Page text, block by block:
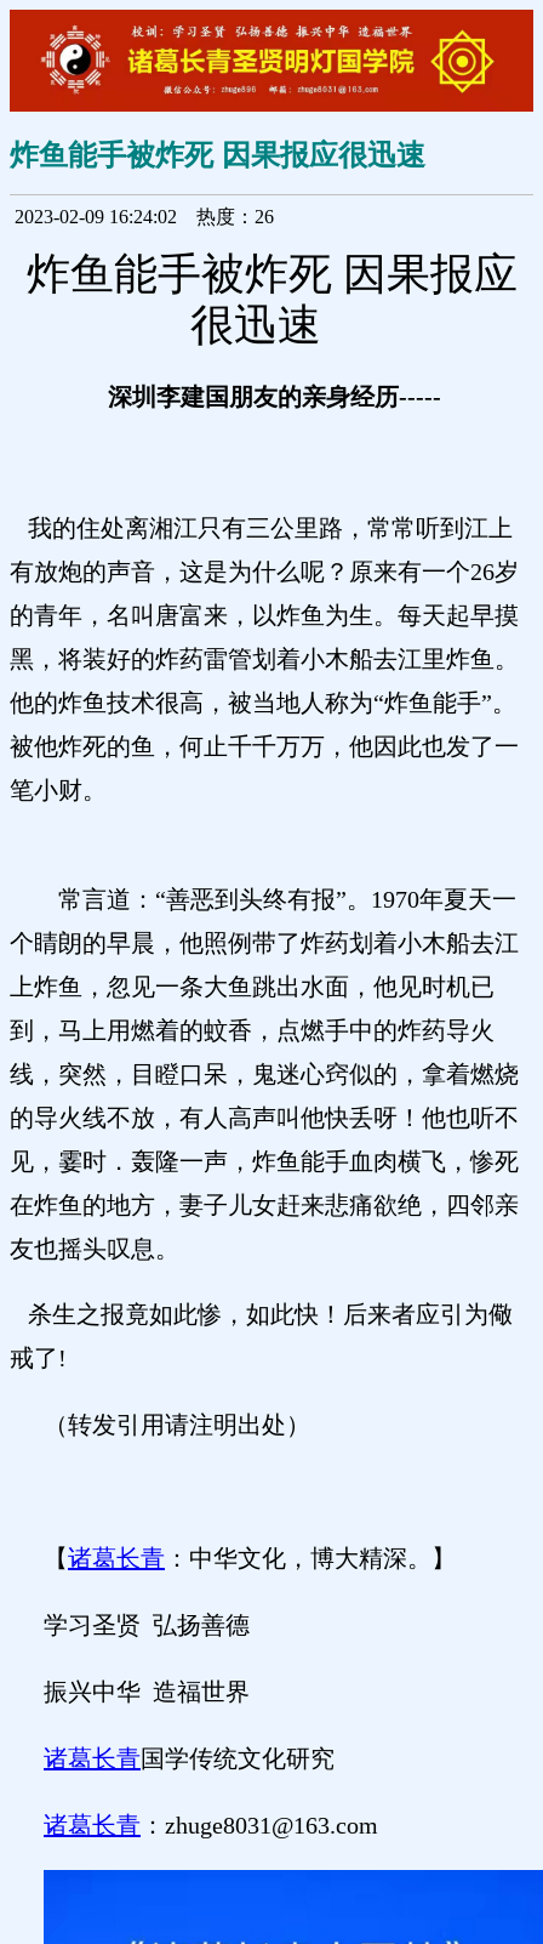
炸鱼能手被炸死 因果报应很迅速
2023-02-09 16:24:02 热度：26
炸鱼能手被炸死 因果报应
很迅速
深圳李建国朋友的亲身经历-----
我的住处离湘江只有三公里路，常常听到江上
有放炮的声音，这是为什么呢？原来有一个26岁
的青年，名叫唐富来，以炸鱼为生。每天起早摸
黑，将装好的炸药雷管划着小木船去江里炸鱼。
他的炸鱼技术很高，被当地人称为“炸鱼能手”。
被他炸死的鱼，何止千千万万，他因此也发了一
笔小财。
常言道：“善恶到头终有报”。1970年夏天一
个睛朗的早晨，他照例带了炸药划着小木船去江
上炸鱼，忽见一条大鱼跳出水面，他见时机已
到，马上用燃着的蚊香，点燃手中的炸药导火
线，突然，目瞪口呆，鬼迷心窍似的，拿着燃烧
的导火线不放，有人高声叫他快丢呀！他也听不
见，霎时．轰隆一声，炸鱼能手血肉横飞，惨死
在炸鱼的地方，妻子儿女赶来悲痛欲绝，四邻亲
友也摇头叹息。
杀生之报竟如此惨，如此快！后来者应引为儆
戒了!
（转发引用请注明出处）
【诸葛长青 ：中华文化，博大精深。】
学习圣贤 弘扬善德
振兴中华 造福世界
诸葛长青国学传统文化研究
诸葛长青 ： zhuge8031@163.com